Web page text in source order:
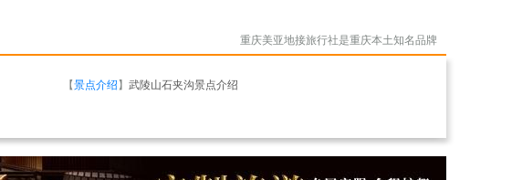
重庆美亚地接旅行社是重庆本土知名品牌
【景点介绍 】 武陵山石夹沟景点介绍